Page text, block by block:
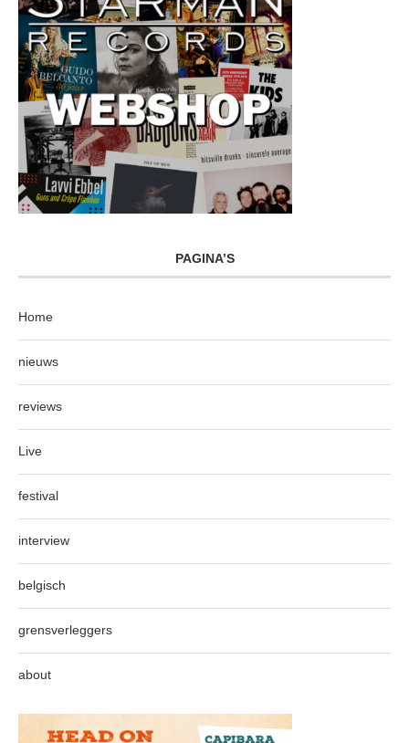
PAGINA’S
Home
nieuws
reviews
Live
festival
interview
belgisch
grensverleggers
about